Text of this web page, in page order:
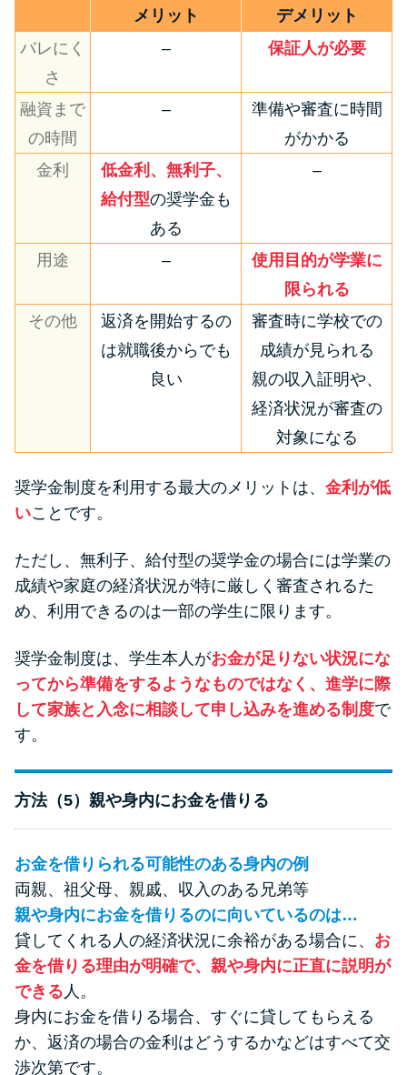
メリット
デメリット
バレにく
さ
– 保証人が必要
融資まで
の時間
–
準備や審査に時間
がかかる
金利
低金利、無利子、
給付型の奨学金も
ある
–
用途 –
使用目的が学業に
限られる
その他
返済を開始するの
は就職後からでも
良い
審査時に学校での
成績が見られる
親の収入証明や、
経済状況が審査の
対象になる
奨学金制度を利用する最大のメリットは、 金利が低
いことです。
ただし、無利子、給付型の奨学金の場合には学業の
成績や家庭の経済状況が特に厳しく審査されるた
め、利用できるのは一部の学生に限ります。
奨学金制度は、学生本人がお金が足りない状況にな
ってから準備をするようなものではなく、進学に際
して家族と入念に相談して申し込みを進める制度で
す。
方法（5）親や身内にお金を借りる
お金を借りられる可能性のある身内の例
両親、祖父母、親戚、収入のある兄弟等
親や身内にお金を借りるのに向いているのは…
貸してくれる人の経済状況に余裕がある場合に、 お
金を借りる理由が明確で、親や身内に正直に説明が
できる 人。
身内にお金を借りる場合、すぐに貸してもらえる
か、返済の場合の金利はどうするかなどはすべて交
渉次第です。